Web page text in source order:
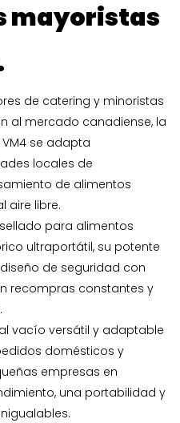
mayoristas
de catering y minoristas
al mercado canadiense, la
se adapta
locales de
de alimentos
aire libre.
para alimentos
ultraportátil, su potente
de seguridad con
recompras constantes y
vacío versátil y adaptable
domésticos y
empresas en
una portabilidad y